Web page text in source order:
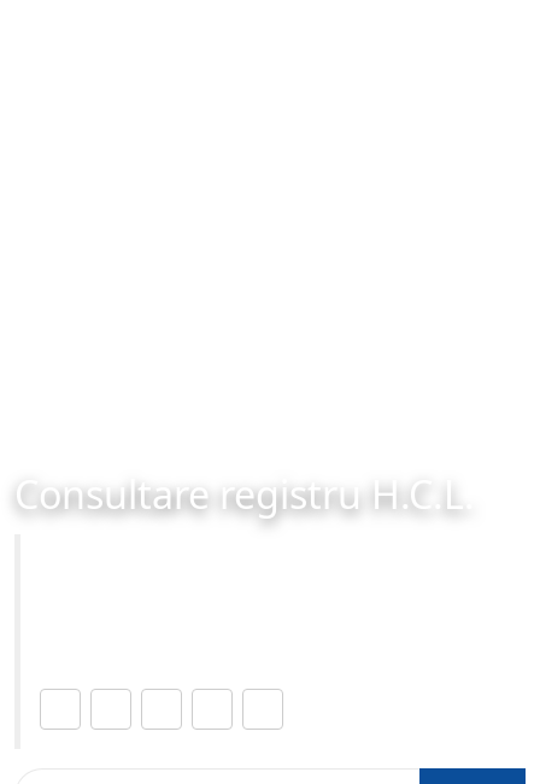
Consultare registru H.C.L.